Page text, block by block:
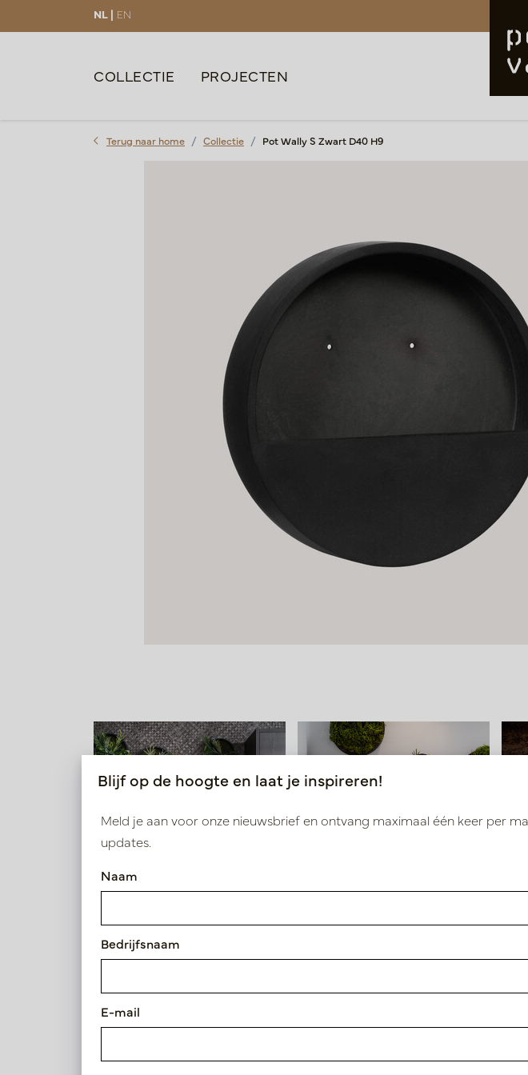
NL | EN
COLLECTIE PROJECTEN
Terug naar home Collectie Pot Wally S Zwart D40 H9
Pot Wally S Zwart D40 H9
Blijf op de hoogte en laat je inspireren!
Meld je aan voor onze nieuwsbrief en ontvang maximaal één keer per
updates.
Naam
Bedrijfsnaam
E-mail